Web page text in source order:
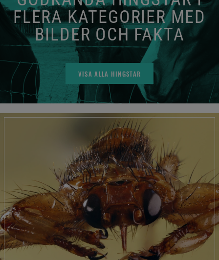
FLERA KATEGORIER MED
BILDER OCH FAKTA
VISA ALLA HINGSTAR